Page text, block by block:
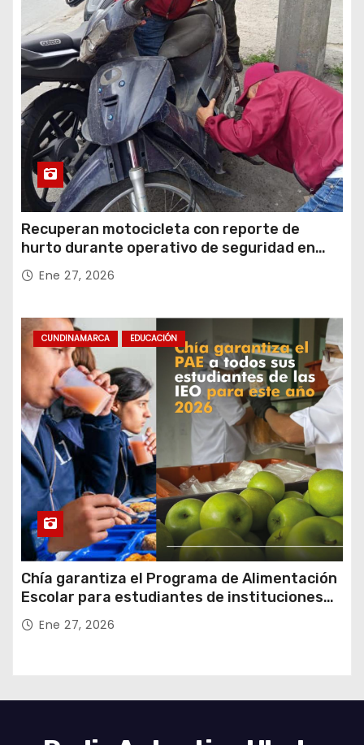
Recuperan motocicleta con reporte de
hurto durante operativo de seguridad en
Rafael Uribe Uribe
Ene 27, 2026
CUNDINAMARCA EDUCACIÓN
Chía garantiza el Programa de Alimentación
Escolar para estudiantes de instituciones
oficiales
Ene 27, 2026